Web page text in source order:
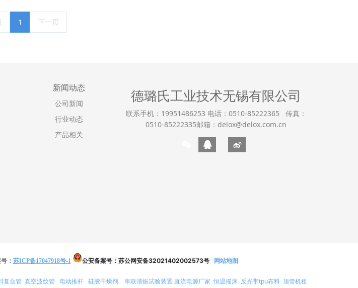
1 下一页
新闻动态
公司新闻
行业动态
产品相关
德璐氏工业技术无锡有限公司
联系手机：19951486253 电话：0510-85222365 传真：
0510-85222335邮箱：delox@delox.com.cn
： 苏ICP备17047918号-1 公安备案号： 苏公网安备32021402002573号 网站地图
复合管 真空波纹管 电动推杆 硅胶干燥剂 串联谐振试验装置直流电源厂家 恒温摇床 反光带tpu布料 顶管机租